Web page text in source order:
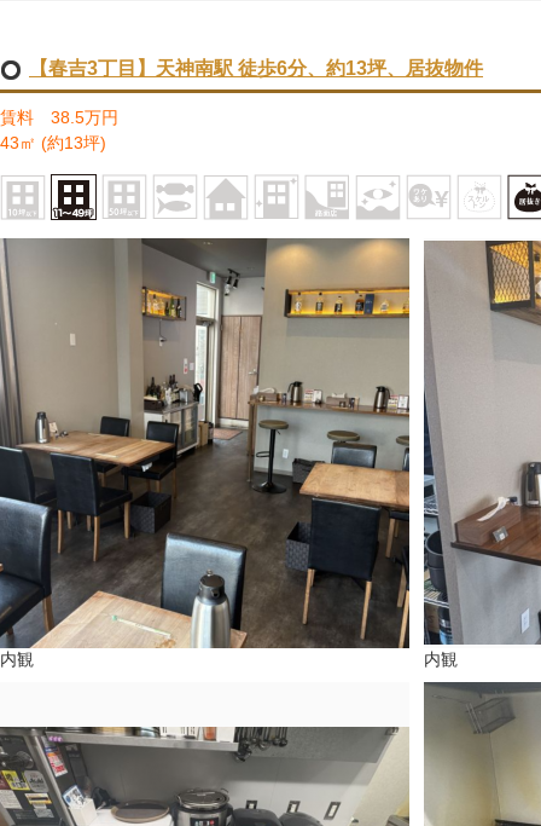
【春吉3丁目】天神南駅 徒歩6分、約13坪、居抜物件
賃料 38.5万円
43㎡ (約13坪)
内観 内観